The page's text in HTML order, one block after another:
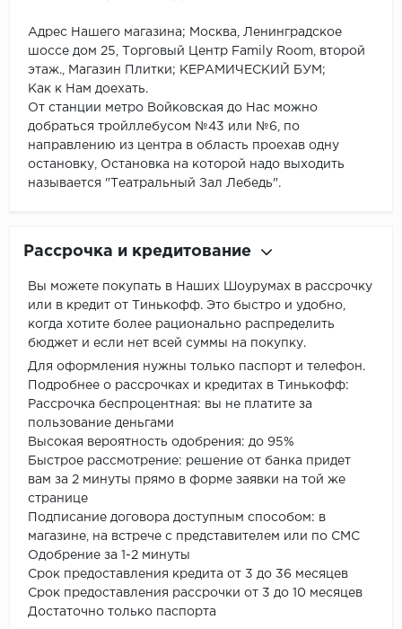
Адрес Нашего магазина; Москва, Ленинградское
шоссе дом 25, Торговый Центр Family Room, второй
этаж., Магазин Плитки; КЕРАМИЧЕСКИЙ БУМ;
Как к Нам доехать.
От станции метро Войковская до Нас можно
добраться тройллебусом №43 или №6, по
направлению из центра в область проехав одну
остановку, Остановка на которой надо выходить
называется "Театральный Зал Лебедь".
Рассрочка и кредитование
Вы можете покупать в Наших Шоурумах в рассрочку
или в кредит от Тинькофф. Это быстро и удобно,
когда хотите более рационально распределить
бюджет и если нет всей суммы на покупку.
Для оформления нужны только паспорт и телефон.
Подробнее о рассрочках и кредитах в Тинькофф:
Рассрочка беспроцентная: вы не платите за
пользование деньгами
Высокая вероятность одобрения: до 95%
Быстрое рассмотрение: решение от банка придет
вам за 2 минуты прямо в форме заявки на той же
странице
Подписание договора доступным способом: в
магазине, на встрече с представителем или по СМС
Одобрение за 1-2 минуты
Срок предоставления кредита от 3 до 36 месяцев
Срок предоставления рассрочки от 3 до 10 месяцев
Достаточно только паспорта